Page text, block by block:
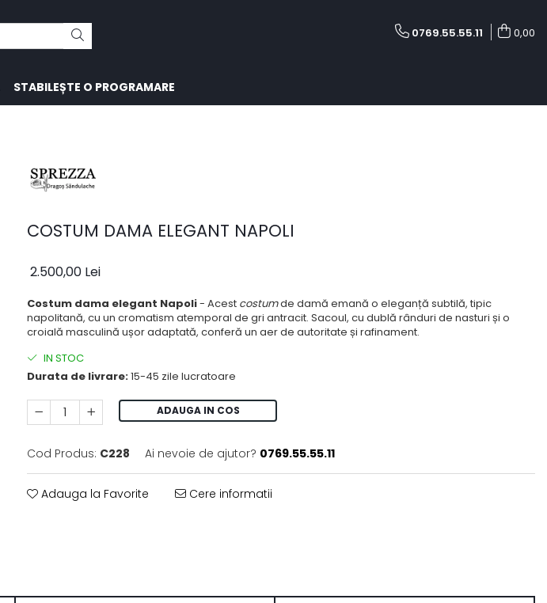
0769.55.55.11 0,00
STABILEȘTE O PROGRAMARE
COSTUM DAMA ELEGANT NAPOLI
2.500,00 Lei
Costum dama elegant Napoli- Acest costumde damă emană o eleganță subtilă, tipic
napolitană, cu un cromatism atemporal de gri antracit. Sacoul, cu dublă rânduri de nasturi și o
croială masculină ușor adaptată, conferă un aer de autoritate și rafinament.
IN STOC
Durata de livrare:15-45 zile lucratoare
ADAUGA IN COS
Cod Produs: C228 Ai nevoie de ajutor? 0769.55.55.11
Adauga la Favorite Cere informatii